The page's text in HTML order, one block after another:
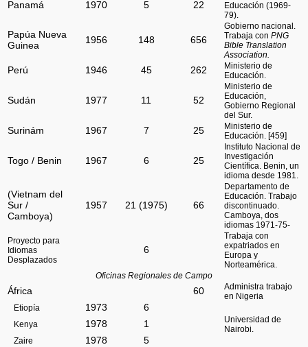
Panamá 1970 5 22
Educación (1969-
79).
Papúa Nueva
Guinea
1956 148 656
Gobierno nacional.
Trabaja con PNG
Bible Translation
Association.
Perú 1946 45 262
Ministerio de
Educación.
Sudán 1977 11 52
Ministerio de
Educación,
Gobierno Regional
del Sur.
Surinám 1967 7 25
Ministerio de
Educación. [459]
Togo / Benin 1967 6 25
Instituto Nacional de
Investigación
Científica. Benin, un
idioma desde 1981.
(Vietnam del
Sur /
Camboya)
1957 21 (1975) 66
Departamento de
Educación. Trabajo
discontinuado.
Camboya, dos
idiomas 1971-75-
Proyecto para
Idiomas
Desplazados
6
Trabaja con
expatriados en
Europa y
Norteamérica.
Oficinas Regionales de Campo
África 60
Administra trabajo
en Nigeria
Etiopía
1973 6
Kenya 1978 1
Universidad de
Nairobi.
Zaire
1978 5